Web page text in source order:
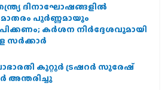
ദിനാഘോഷങ്ങളിൽ
പൂർണ്ണമായും
കർശന നിർദ്ദേശവുമായി
സർക്കാർ
കുറ്റൂർ ട്രഷറർ സുരേഷ്
അന്തരിച്ചു